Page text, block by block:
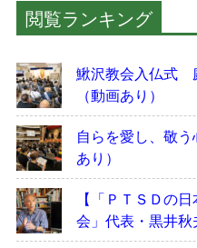
閲覧ランキング
鰍沢教会入仏式
（動画あり）
自らを愛し、敬
あり）
【「ＰＴＳＤの
会」代表・黒井秋